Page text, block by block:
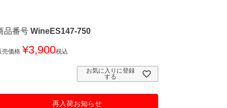
品番号 WineES147-750
売価格 ¥3,900税込
お気に入りに登録
する
再入荷お知らせ